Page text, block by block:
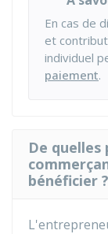
En cas de
et
individuel
paiement.
De
bénéficier ?